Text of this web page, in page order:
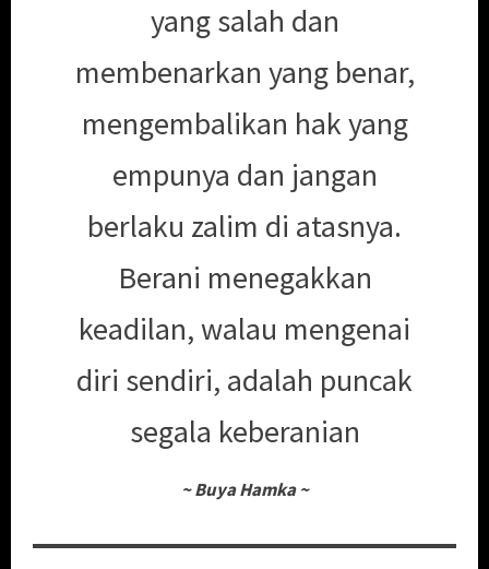
yang salah dan
membenarkan yang benar,
mengembalikan hak yang
empunya dan jangan
berlaku zalim di atasnya.
Berani menegakkan
keadilan, walau mengenai
diri sendiri, adalah puncak
segala keberanian
~ Buya Hamka ~